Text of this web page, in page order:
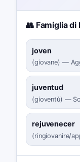
👥 Famiglia di
joven
(giovane) —
juventud
(gioventù) —
rejuvenecer
(ringiovanire/